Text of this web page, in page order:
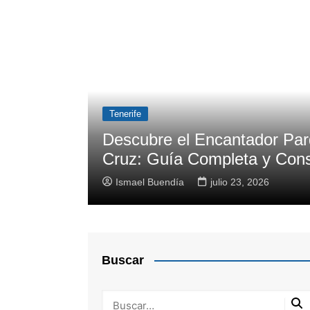
Tenerife
Descubre todo lo que
Nacional del Teide: Guía
Ismael Buendía julio 12, 2026
Buscar